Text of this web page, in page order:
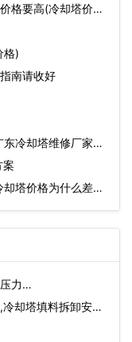
格要高(冷却塔价格
格)
南请收好
冷却塔维修厂家怎
案
塔价格为什么差那
力…
却塔填料拆卸安装